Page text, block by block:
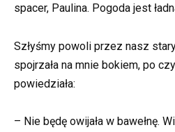
spacer, Paulina. Pogoda jest
Szłyśmy powoli przez nasz
spojrzała na mnie bokiem, po
powiedziała:
– Nie będę owijała w bawełnę.